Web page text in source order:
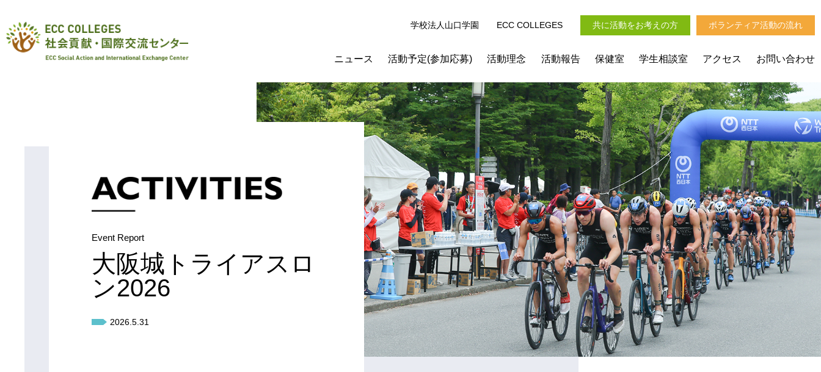
学校法人山口学園 ECC COLLEGES 共に活動をお考えの方 ボランティア活動の流れ
ニュース 活動予定(参加応募) 活動理念 活動報告 保健室 学生相談室 アクセス お問い合わせ
Event Report
大阪城トライアスロ
ン2026
2026.5.31